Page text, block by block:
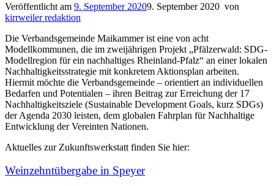
Veröffentlicht am 9. September 20209. September 2020 von
kirrweiler redaktion
Die Verbandsgemeinde Maikammer ist eine von acht
Modellkommunen, die im zweijährigen Projekt „Pfälzerwald: SDG-
Modellregion für ein nachhaltiges Rheinland-Pfalz“ an einer lokalen
Nachhaltigkeitsstrategie mit konkretem Aktionsplan arbeiten.
Hiermit möchte die Verbandsgemeinde – orientiert an individuellen
Bedarfen und Potentialen – ihren Beitrag zur Erreichung der 17
Nachhaltigkeitsziele (Sustainable Development Goals, kurz SDGs)
der Agenda 2030 leisten, dem globalen Fahrplan für Nachhaltige
Entwicklung der Vereinten Nationen.
Aktuelles zur Zukunftswerkstatt finden Sie hier:
Weinzehntübergabe in Speyer